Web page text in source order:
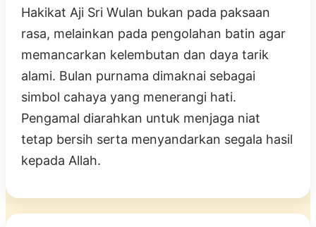
Hakikat Aji Sri Wulan bukan pada paksaan
rasa, melainkan pada pengolahan batin agar
memancarkan kelembutan dan daya tarik
alami. Bulan purnama dimaknai sebagai
simbol cahaya yang menerangi hati.
Pengamal diarahkan untuk menjaga niat
tetap bersih serta menyandarkan segala hasil
kepada Allah.